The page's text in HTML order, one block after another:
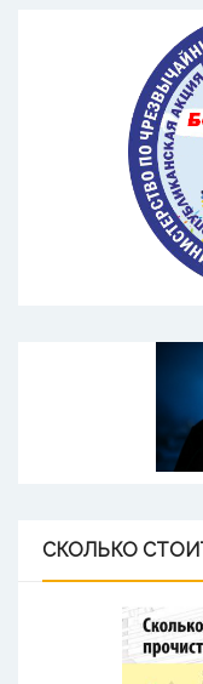
СКОЛЬКО